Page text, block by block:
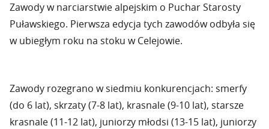
Zawody w narciarstwie alpejskim o Puchar Starosty
Puławskiego. Pierwsza edycja tych zawodów odbyła się
w ubiegłym roku na stoku w Celejowie.
Zawody rozegrano w siedmiu konkurencjach: smerfy
(do 6 lat), skrzaty (7-8 lat), krasnale (9-10 lat), starsze
krasnale (11-12 lat), juniorzy młodsi (13-15 lat), juniorzy